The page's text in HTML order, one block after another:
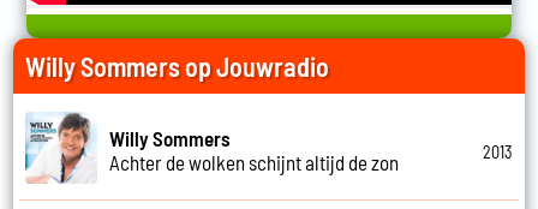
Willy Sommers op Jouwradio
Willy Sommers
Achter de wolken schijnt altijd de zon
2013